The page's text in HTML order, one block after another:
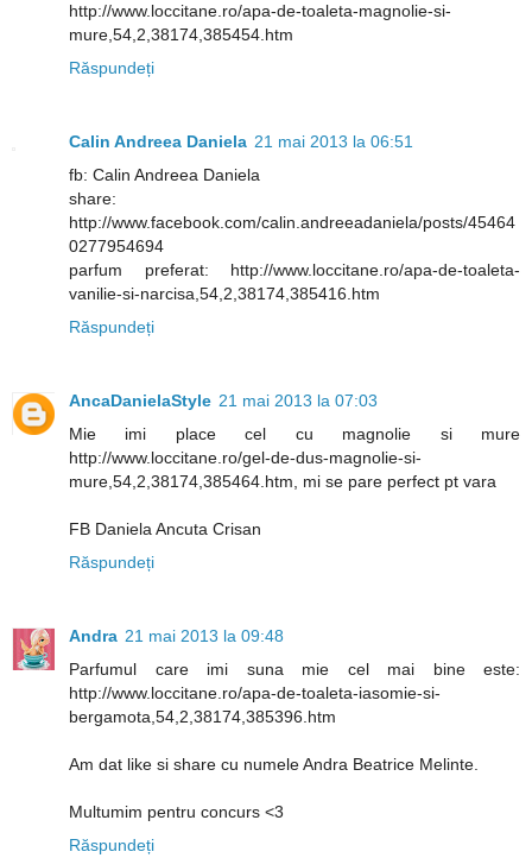
http://www.loccitane.ro/apa-de-toaleta-magnolie-si-
mure,54,2,38174,385454.htm
Răspundeți
Calin Andreea Daniela 21 mai 2013 la 06:51
fb: Calin Andreea Daniela
share:
http://www.facebook.com/calin.andreeadaniela/posts/45464
0277954694
parfum preferat: http://www.loccitane.ro/apa-de-toaleta-
vanilie-si-narcisa,54,2,38174,385416.htm
Răspundeți
AncaDanielaStyle 21 mai 2013 la 07:03
Mie imi place cel cu magnolie si mure
http://www.loccitane.ro/gel-de-dus-magnolie-si-
mure,54,2,38174,385464.htm, mi se pare perfect pt vara
FB Daniela Ancuta Crisan
Răspundeți
Andra 21 mai 2013 la 09:48
Parfumul care imi suna mie cel mai bine este:
http://www.loccitane.ro/apa-de-toaleta-iasomie-si-
bergamota,54,2,38174,385396.htm
Am dat like si share cu numele Andra Beatrice Melinte.
Multumim pentru concurs <3
Răspundeți